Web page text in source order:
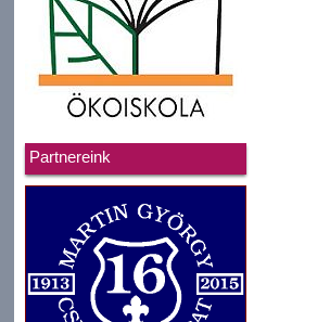
Partnereink